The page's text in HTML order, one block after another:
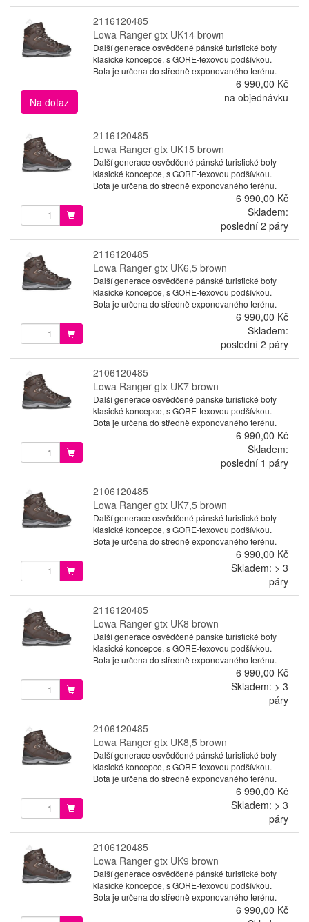
2116120485
Lowa Ranger gtx UK14 brown
Další generace osvědčené pánské turistické boty
klasické koncepce, s GORE-texovou podšívkou.
Bota je určena do středně exponovaného terénu.
6 990,00 Kč
Na dotaz
na objednávku
2116120485
Lowa Ranger gtx UK15 brown
Další generace osvědčené pánské turistické boty
klasické koncepce, s GORE-texovou podšívkou.
Bota je určena do středně exponovaného terénu.
6 990,00 Kč
Skladem:
poslední 2 páry
2116120485
Lowa Ranger gtx UK6,5 brown
Další generace osvědčené pánské turistické boty
klasické koncepce, s GORE-texovou podšívkou.
Bota je určena do středně exponovaného terénu.
6 990,00 Kč
Skladem:
poslední 2 páry
2106120485
Lowa Ranger gtx UK7 brown
Další generace osvědčené pánské turistické boty
klasické koncepce, s GORE-texovou podšívkou.
Bota je určena do středně exponovaného terénu.
6 990,00 Kč
Skladem:
poslední 1 páry
2106120485
Lowa Ranger gtx UK7,5 brown
Další generace osvědčené pánské turistické boty
klasické koncepce, s GORE-texovou podšívkou.
Bota je určena do středně exponovaného terénu.
6 990,00 Kč
Skladem: > 3
páry
2116120485
Lowa Ranger gtx UK8 brown
Další generace osvědčené pánské turistické boty
klasické koncepce, s GORE-texovou podšívkou.
Bota je určena do středně exponovaného terénu.
6 990,00 Kč
Skladem: > 3
páry
2106120485
Lowa Ranger gtx UK8,5 brown
Další generace osvědčené pánské turistické boty
klasické koncepce, s GORE-texovou podšívkou.
Bota je určena do středně exponovaného terénu.
6 990,00 Kč
Skladem: > 3
páry
2106120485
Lowa Ranger gtx UK9 brown
Další generace osvědčené pánské turistické boty
klasické koncepce, s GORE-texovou podšívkou.
Bota je určena do středně exponovaného terénu.
6 990,00 Kč